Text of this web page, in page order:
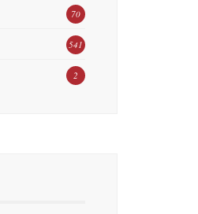
70
541
2